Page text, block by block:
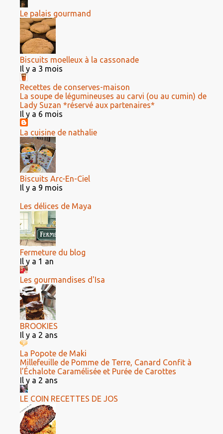
Le palais gourmand
Biscuits moelleux à la cassonade
Il y a 3 mois
Recettes de conserves-maison
La soupe de légumineuses au carvi (ou au cumin) de
Lady Suzan *réservé aux partenaires*
Il y a 6 mois
La cuisine de nathalie
Biscuits Arc-En-Ciel
Il y a 9 mois
Les délices de Maya
Fermeture du blog
Il y a 1 an
Les gourmandises d'Isa
BROOKIES
Il y a 2 ans
La Popote de Maki
Millefeuille de Pomme de Terre, Canard Confit à
l’Échalote Caramélisée et Purée de Carottes
Il y a 2 ans
LE COIN RECETTES DE JOS